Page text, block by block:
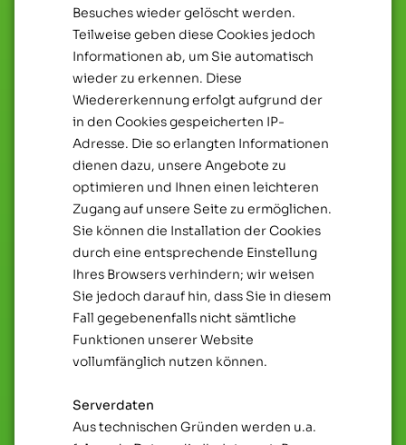
Besuches wieder gelöscht werden.
Teilweise geben diese Cookies jedoch
Informationen ab, um Sie automatisch
wieder zu erkennen. Diese
Wiedererkennung erfolgt aufgrund der
in den Cookies gespeicherten IP-
Adresse. Die so erlangten Informationen
dienen dazu, unsere Angebote zu
optimieren und Ihnen einen leichteren
Zugang auf unsere Seite zu ermöglichen.
Sie können die Installation der Cookies
durch eine entsprechende Einstellung
Ihres Browsers verhindern; wir weisen
Sie jedoch darauf hin, dass Sie in diesem
Fall gegebenenfalls nicht sämtliche
Funktionen unserer Website
vollumfänglich nutzen können.
Serverdaten
Aus technischen Gründen werden u.a.